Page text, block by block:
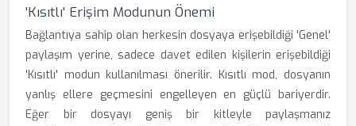
'Kısıtlı' Erişim Modunun Önemi
Bağlantıya sahip olan herkesin dosyaya erişebildiği 'Genel'
paylaşım yerine, sadece davet edilen kişilerin erişebildiği
'Kısıtlı' modun kullanılması önerilir. Kısıtlı mod, dosyanın
yanlış ellere geçmesini engelleyen en güçlü bariyerdir.
Eğer bir dosyayı geniş bir kitleyle paylaşmanız